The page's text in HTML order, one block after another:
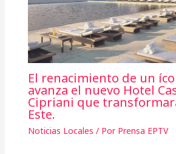
El renacimiento de un
avanza el nuevo Hotel
Cipriani que
Este.
Noticias Locales / Por Prensa EPTV